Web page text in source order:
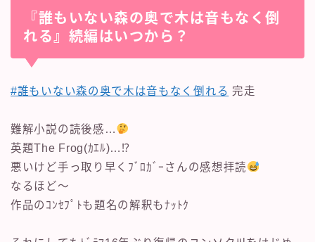
『誰もいない森の奥で木は音もなく倒
れる』続編はいつから？
#誰もいない森の奥で木は音もなく倒れる 完走
難解小説の読後感…
英題The Frog(ｶｴﾙ)…⁉︎
悪いけど手っ取り早くﾌﾞﾛｶﾞｰさんの感想拝読
なるほど〜
作品のｺﾝｾﾌﾟﾄも題名の解釈もﾅｯﾄｸ